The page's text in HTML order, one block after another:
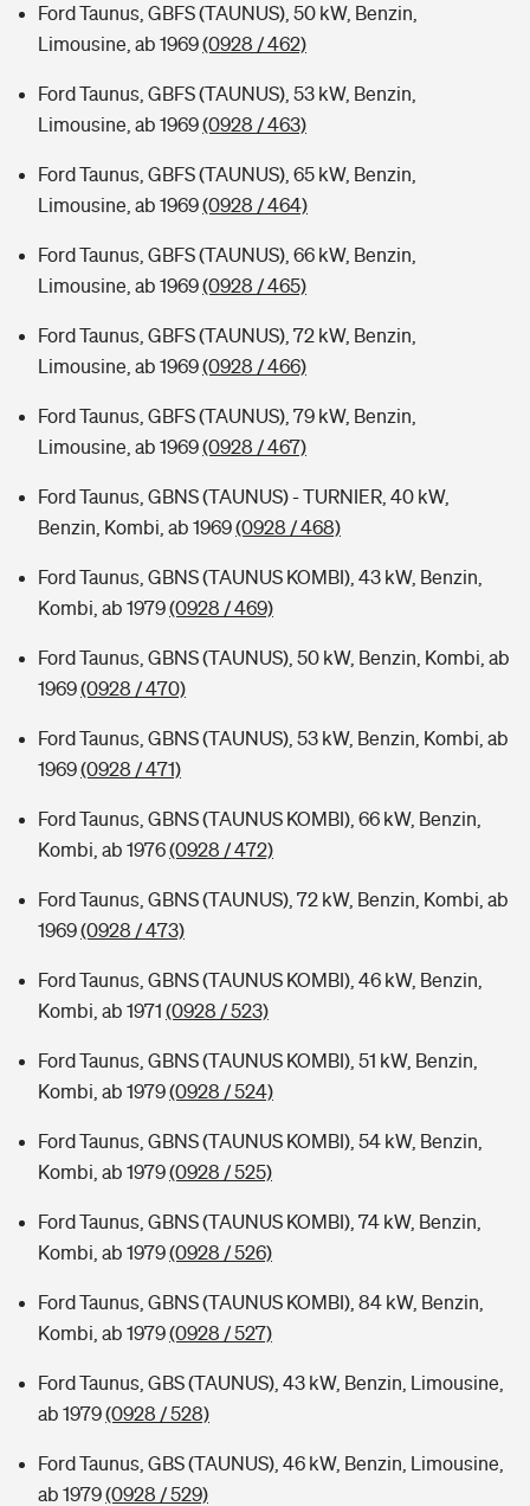
Ford Taunus, GBFS (TAUNUS), 50 kW, Benzin,
Limousine, ab 1969(0928 / 462)
Ford Taunus, GBFS (TAUNUS), 53 kW, Benzin,
Limousine, ab 1969(0928 / 463)
Ford Taunus, GBFS (TAUNUS), 65 kW, Benzin,
Limousine, ab 1969(0928 / 464)
Ford Taunus, GBFS (TAUNUS), 66 kW, Benzin,
Limousine, ab 1969(0928 / 465)
Ford Taunus, GBFS (TAUNUS), 72 kW, Benzin,
Limousine, ab 1969(0928 / 466)
Ford Taunus, GBFS (TAUNUS), 79 kW, Benzin,
Limousine, ab 1969(0928 / 467)
Ford Taunus, GBNS (TAUNUS) - TURNIER, 40 kW,
Benzin, Kombi, ab 1969(0928 / 468)
Ford Taunus, GBNS (TAUNUS KOMBI), 43 kW, Benzin,
Kombi, ab 1979(0928 / 469)
Ford Taunus, GBNS (TAUNUS), 50 kW, Benzin, Kombi, ab
1969(0928 / 470)
Ford Taunus, GBNS (TAUNUS), 53 kW, Benzin, Kombi, ab
1969(0928 / 471)
Ford Taunus, GBNS (TAUNUS KOMBI), 66 kW, Benzin,
Kombi, ab 1976(0928 / 472)
Ford Taunus, GBNS (TAUNUS), 72 kW, Benzin, Kombi, ab
1969(0928 / 473)
Ford Taunus, GBNS (TAUNUS KOMBI), 46 kW, Benzin,
Kombi, ab 1971 (0928 / 523)
Ford Taunus, GBNS (TAUNUS KOMBI), 51 kW, Benzin,
Kombi, ab 1979(0928 / 524)
Ford Taunus, GBNS (TAUNUS KOMBI), 54 kW, Benzin,
Kombi, ab 1979(0928 / 525)
Ford Taunus, GBNS (TAUNUS KOMBI), 74 kW, Benzin,
Kombi, ab 1979(0928 / 526)
Ford Taunus, GBNS (TAUNUS KOMBI), 84 kW, Benzin,
Kombi, ab 1979(0928 / 527)
Ford Taunus, GBS (TAUNUS), 43 kW, Benzin, Limousine,
ab 1979(0928 / 528)
Ford Taunus, GBS (TAUNUS), 46 kW, Benzin, Limousine,
ab 1979(0928 / 529)